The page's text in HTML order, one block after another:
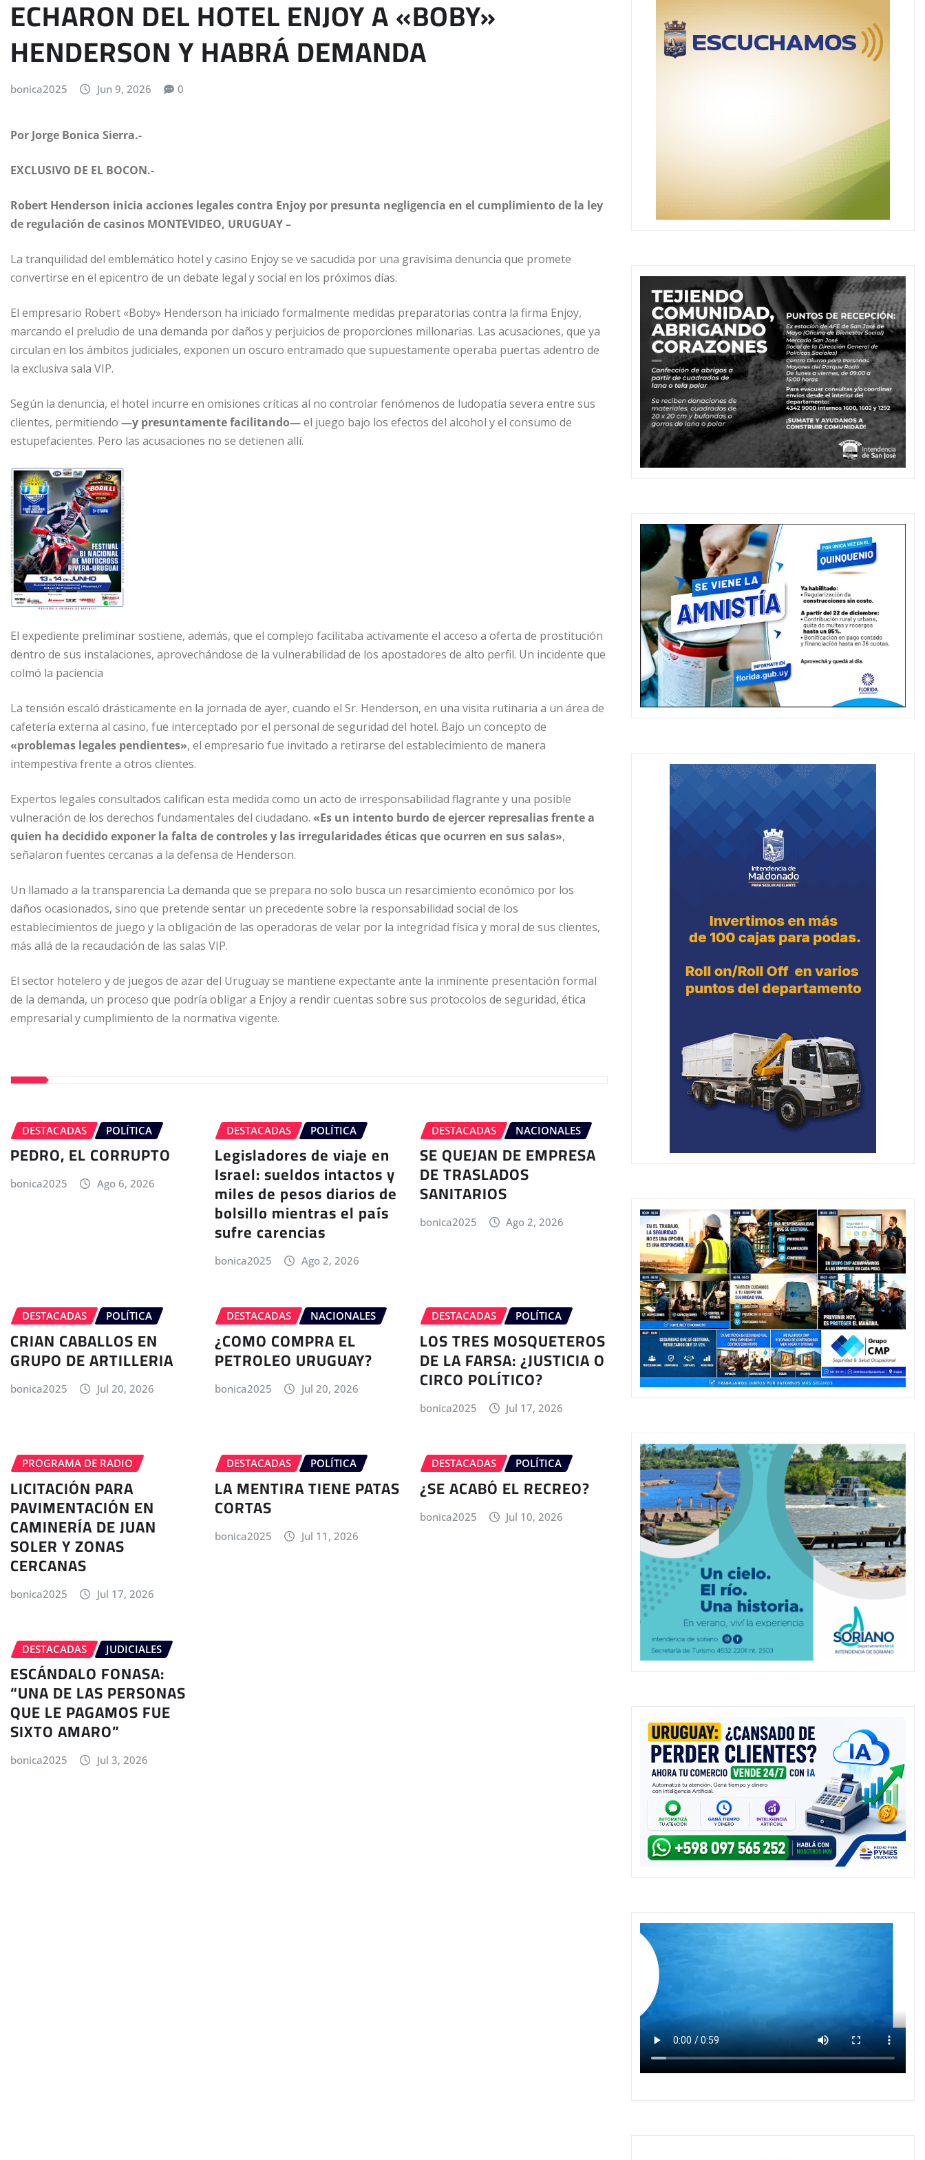
ECHARON DEL HOTEL ENJOY A «BOBY»
HENDERSON Y HABRÁ DEMANDA
bonica2025 Jun 9, 2026 0
Por Jorge Bonica Sierra.-
EXCLUSIVO DE EL BOCON.-
Robert Henderson inicia acciones legales contra Enjoy por presunta negligencia en el cumplimiento de la ley
de regulación de casinos MONTEVIDEO, URUGUAY –
La tranquilidad del emblemático hotel y casino Enjoy se ve sacudida por una gravísima denuncia que promete
convertirse en el epicentro de un debate legal y social en los próximos días.
El empresario Robert «Boby» Henderson ha iniciado formalmente medidas preparatorias contra la firma Enjoy,
marcando el preludio de una demanda por daños y perjuicios de proporciones millonarias. Las acusaciones, que ya
circulan en los ámbitos judiciales, exponen un oscuro entramado que supuestamente operaba puertas adentro de
la exclusiva sala VIP.
Según la denuncia, el hotel incurre en omisiones críticas al no controlar fenómenos de ludopatía severa entre sus
clientes, permitiendo —y presuntamente facilitando—el juego bajo los efectos del alcohol y el consumo de
estupefacientes. Pero las acusaciones no se detienen allí.
El expediente preliminar sostiene, además, que el complejo facilitaba activamente el acceso a oferta de prostitución
dentro de sus instalaciones, aprovechándose de la vulnerabilidad de los apostadores de alto perfil. Un incidente que
colmó la paciencia
La tensión escaló drásticamente en la jornada de ayer, cuando el Sr. Henderson, en una visita rutinaria a un área de
cafetería externa al casino, fue interceptado por el personal de seguridad del hotel. Bajo un concepto de
«problemas legales pendientes», el empresario fue invitado a retirarse del establecimiento de manera
intempestiva frente a otros clientes.
Expertos legales consultados califican esta medida como un acto de irresponsabilidad flagrante y una posible
vulneración de los derechos fundamentales del ciudadano. «Es un intento burdo de ejercer represalias frente a
quien ha decidido exponer la falta de controles y las irregularidades éticas que ocurren en sus salas»,
señalaron fuentes cercanas a la defensa de Henderson.
Un llamado a la transparencia La demanda que se prepara no solo busca un resarcimiento económico por los
daños ocasionados, sino que pretende sentar un precedente sobre la responsabilidad social de los
establecimientos de juego y la obligación de las operadoras de velar por la integridad física y moral de sus clientes,
más allá de la recaudación de las salas VIP.
El sector hotelero y de juegos de azar del Uruguay se mantiene expectante ante la inminente presentación formal
de la demanda, un proceso que podría obligar a Enjoy a rendir cuentas sobre sus protocolos de seguridad, ética
empresarial y cumplimiento de la normativa vigente.
DESTACADAS POLÍTICA
PEDRO, EL CORRUPTO
bonica2025 Ago 6, 2026
DESTACADAS POLÍTICA
Legisladores de viaje en
Israel: sueldos intactos y
miles de pesos diarios de
bolsillo mientras el país
sufre carencias
bonica2025 Ago 2, 2026
DESTACADAS NACIONALES
SE QUEJAN DE EMPRESA
DE TRASLADOS
SANITARIOS
bonica2025 Ago 2, 2026
DESTACADAS POLÍTICA
CRIAN CABALLOS EN
GRUPO DE ARTILLERIA
bonica2025 Jul 20, 2026
DESTACADAS NACIONALES
¿COMO COMPRA EL
PETROLEO URUGUAY?
bonica2025 Jul 20, 2026
DESTACADAS POLÍTICA
LOS TRES MOSQUETEROS
DE LA FARSA: ¿JUSTICIA O
CIRCO POLÍTICO?
bonica2025 Jul 17, 2026
PROGRAMA DE RADIO
LICITACIÓN PARA
PAVIMENTACIÓN EN
CAMINERÍA DE JUAN
SOLER Y ZONAS
CERCANAS
bonica2025 Jul 17, 2026
DESTACADAS POLÍTICA
LA MENTIRA TIENE PATAS
CORTAS
bonica2025 Jul 11, 2026
DESTACADAS POLÍTICA
¿SE ACABÓ EL RECREO?
bonica2025 Jul 10, 2026
DESTACADAS JUDICIALES
ESCÁNDALO FONASA:
“UNA DE LAS PERSONAS
QUE LE PAGAMOS FUE
SIXTO AMARO”
bonica2025 Jul 3, 2026